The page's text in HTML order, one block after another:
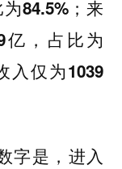
84.5%；来
亿，占比为
入仅为1039
字是，进入